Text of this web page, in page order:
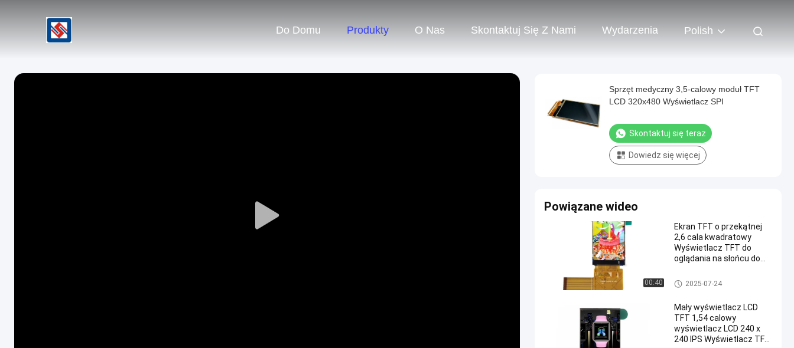
Do Domu Produkty O Nas Skontaktuj Się Z Nami Wydarzenia Polish
Play
Sprzęt medyczny 3,5-calowy moduł TFT
LCD 320x480 Wyświetlacz SPI
Skontaktuj się teraz
Dowiedz się więcej
Powiązane wideo
00:40
Ekran TFT o przekątnej
2,6 cala kwadratowy
Wyświetlacz TFT do
oglądania na słońcu do
Moduł TFT LCD
2025-07-24
Mały wyświetlacz LCD
TFT 1,54 calowy
wyświetlacz LCD 240 x
240 IPS Wyświetlacz TFT